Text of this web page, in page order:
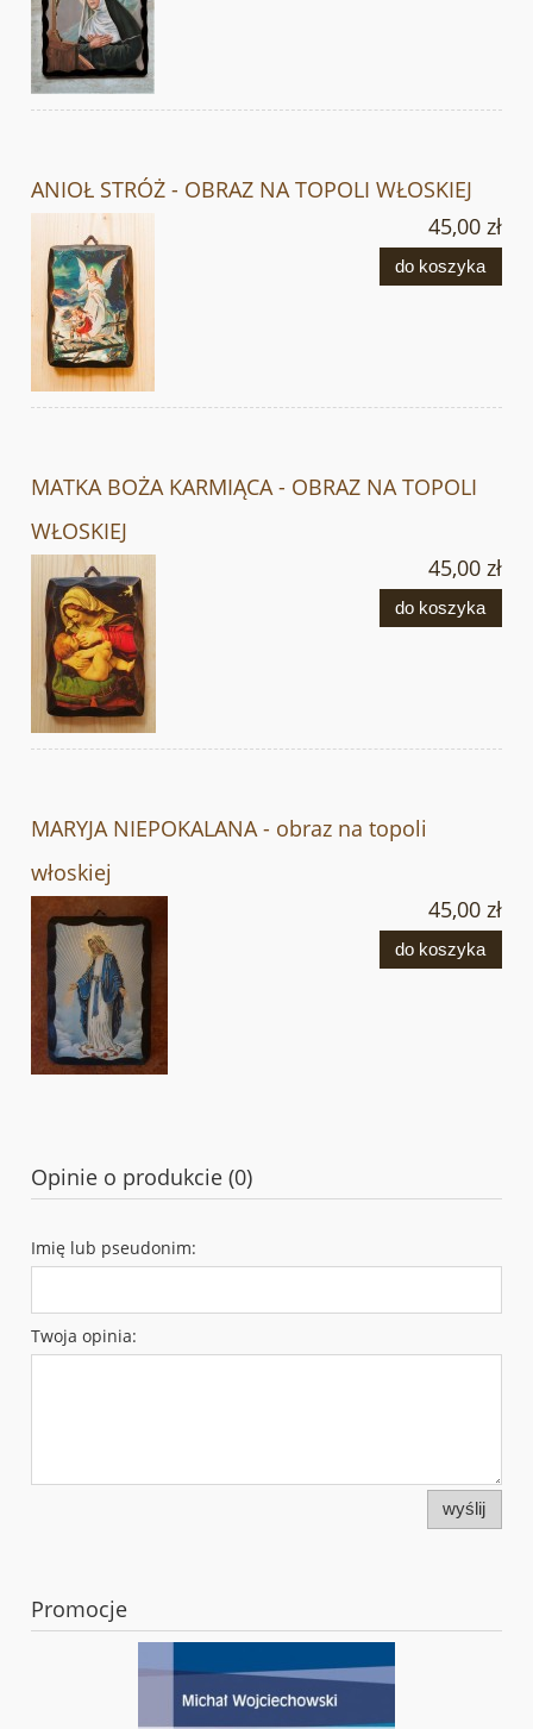
ANIOŁ STRÓŻ - OBRAZ NA TOPOLI WŁOSKIEJ
45,00 zł
do koszyka
MATKA BOŻA KARMIĄCA - OBRAZ NA TOPOLI
WŁOSKIEJ
45,00 zł
do koszyka
MARYJA NIEPOKALANA - obraz na topoli
włoskiej
45,00 zł
do koszyka
Opinie o produkcie (0)
Imię lub pseudonim:
Twoja opinia:
wyślij
Promocje